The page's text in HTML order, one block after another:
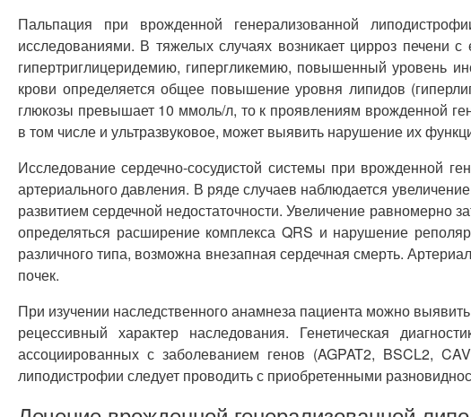
Пальпация при врожденной генерализованной
исследованиями. В тяжелых случаях возникает цирроз печени
гипертриглицеридемию, гипергликемию, повышенный уровень
крови определяется общее повышение уровня липидов
глюкозы превышает 10 ммоль/л, то к проявлениям врожденной
в том числе и ультразвуковое, может выявить нарушение их
Исследование сердечно-сосудистой системы при врожденной
артериального давления. В ряде случаев наблюдается
развитием сердечной недостаточности. Увеличение равномерно
определяться расширение комплекса QRS и нарушение
различного типа, возможна внезапная сердечная смерть.
почек.
При изучении наследственного анамнеза пациента можно
рецессивный характер наследования. Генетическая
ассоциированных с заболеванием генов (AGPAT2, BSCL2,
липодистрофии следует проводить с приобретенными